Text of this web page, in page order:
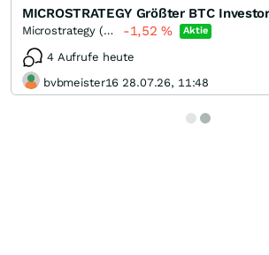
Microstrategy (Doing business Strategy) (A) -1,52% Aktie
4 Aufrufe heute
bvbmeister16 28.07.26, 11:48